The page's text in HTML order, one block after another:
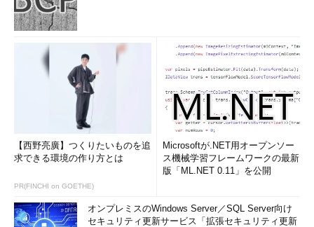
【西野亮廣】つくりたいものを追
求できる環境の作り方とは
PR(FINCHI on GOETHE)
Microsoftが.NET用オープンソー
ス機械学習フレームワークの最新
版「ML.NET 0.11」を公開
オンプレミスのWindows Server／SQL Server向け
セキュリティ更新サービス「拡張セキュリティ更新